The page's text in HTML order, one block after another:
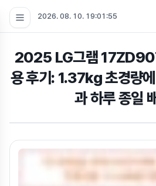
2026. 08. 10. 19:01:57
2025 LG그램
용 후기: 1.37kg 초경량
과 하루 종일